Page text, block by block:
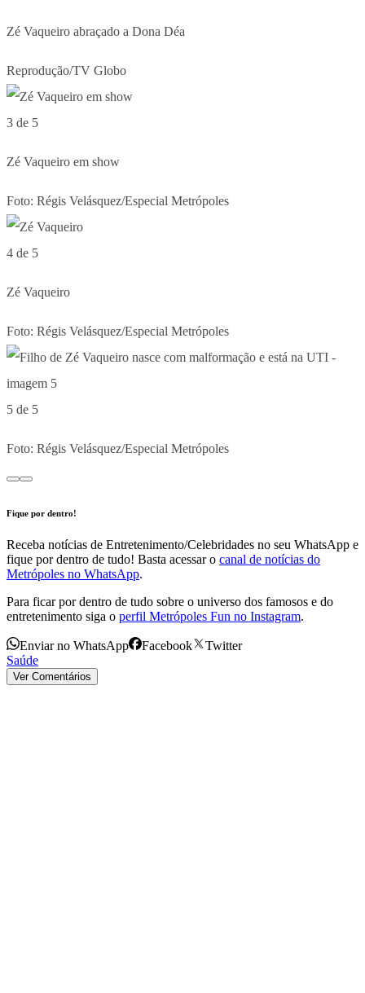
Zé Vaqueiro abraçado a Dona Déa
Reprodução/TV Globo
3 de 5
Zé Vaqueiro em show
Foto: Régis Velásquez/Especial Metrópoles
4 de 5
Zé Vaqueiro
Foto: Régis Velásquez/Especial Metrópoles
5 de 5
Foto: Régis Velásquez/Especial Metrópoles
Fique por dentro!
Receba notícias de Entretenimento/Celebridades no seu WhatsApp e
fique por dentro de tudo! Basta acessar o canal de notícias do
Metrópoles no WhatsApp.
Para ficar por dentro de tudo sobre o universo dos famosos e do
entretenimento siga o perfil Metrópoles Fun no Instagram.
Enviar no WhatsApp Facebook
Twitter
Saúde
Ver Comentários